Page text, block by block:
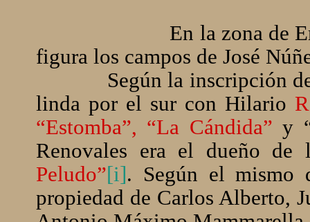
En la zona de
figura los campos de José
Según la inscripción
linda por el sur con Hilario
“Estomba”, “La Cándida” y
Renovales era el dueño
Peludo”[i]. Según el mismo
propiedad de Carlos Alberto,